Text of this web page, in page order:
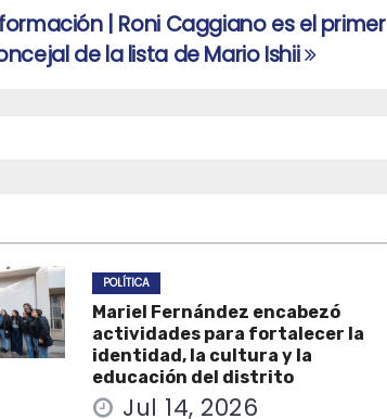
| Roni Caggiano es el primer
de la lista de Mario Ishii
POLÍTICA
Mariel Fernández encabezó
actividades para fortalecer la
identidad, la cultura y la
educación del distrito
Jul 14, 2026